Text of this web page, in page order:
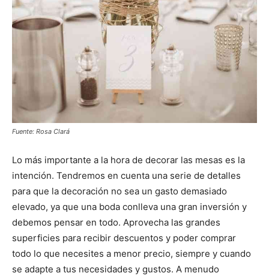
Fuente: Rosa Clará
Lo más importante a la hora de decorar las mesas es la
intención. Tendremos en cuenta una serie de detalles
para que la decoración no sea un gasto demasiado
elevado, ya que una boda conlleva una gran inversión y
debemos pensar en todo. Aprovecha las grandes
superficies para recibir descuentos y poder comprar
todo lo que necesites a menor precio, siempre y cuando
se adapte a tus necesidades y gustos. A menudo